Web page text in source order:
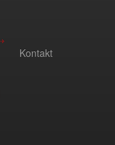
Kontakt